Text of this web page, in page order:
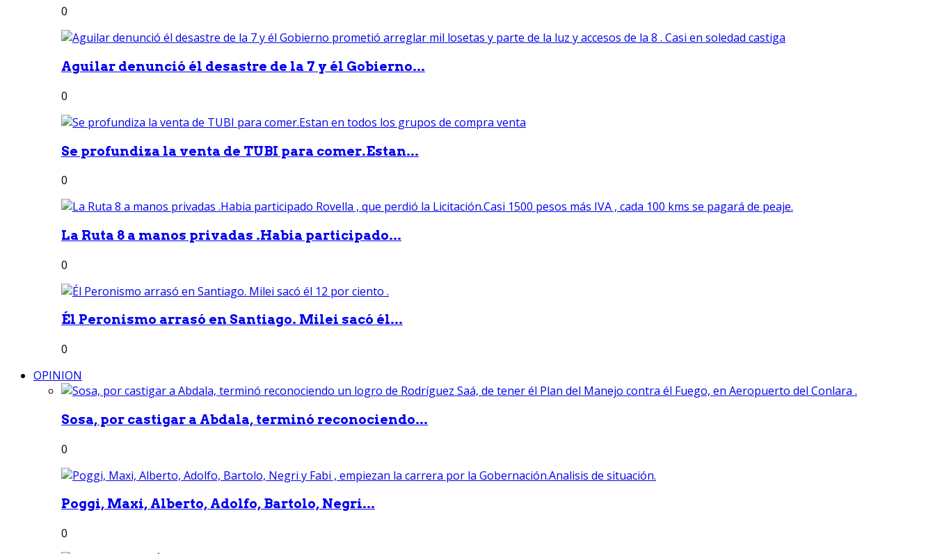
0
Aguilar denunció él desastre de la 7 y él Gobierno...
0
Se profundiza la venta de TUBI para comer.Estan...
0
La Ruta 8 a manos privadas .Habia participado...
0
Él Peronismo arrasó en Santiago. Milei sacó él...
0
OPINION
Sosa, por castigar a Abdala, terminó reconociendo...
0
Poggi, Maxi, Alberto, Adolfo, Bartolo, Negri...
0